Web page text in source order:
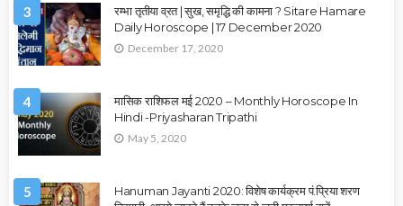
3
रम्भा तृतीया व्रत | सुख, समृद्धि की कामना ? Sitare Hamare
Daily Horoscope | 17 December 2020
December 17, 2020
4
मासिक राशिफल मई 2020 – Monthly Horoscope In
Hindi -Priyasharan Tripathi
May 5, 2020
5
Hanuman Jayanti 2020: विशेष कार्यक्रम पं.प्रिया शरण